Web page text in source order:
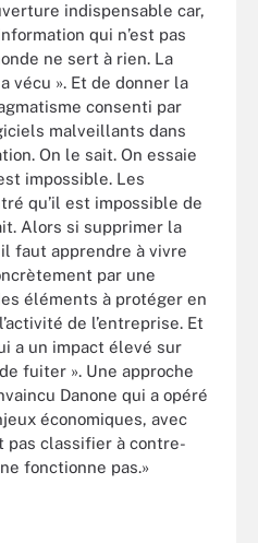
indispensable car,
qui n’est pas
ne sert à rien. La
vécu ». Et de donner la
consenti par
malveillants dans
On le sait. On essaie
impossible. Les
qu’il est impossible de
Alors si supprimer la
faut apprendre à vivre
par une
éléments à protéger en
de l’entreprise. Et
a un impact élevé sur
fuiter ». Une approche
Danone qui a opéré
économiques, avec
pas classifier à contre-
fonctionne pas.»